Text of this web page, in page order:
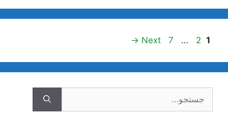
ناوبری
Page
1
Page
2
…
Page
7
Next
→